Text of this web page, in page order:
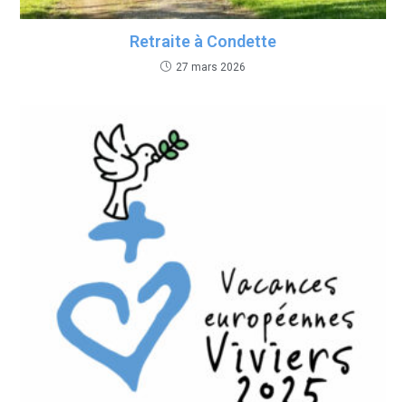
Retraite à Condette
27 mars 2026